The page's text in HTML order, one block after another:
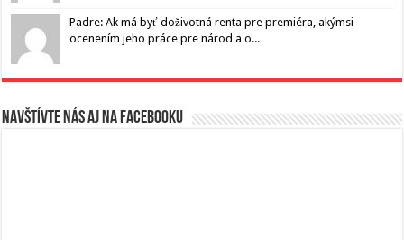
Padre: Ak má byť doživotná renta pre premiéra, akýmsi
ocenením jeho práce pre národ a o...
Navštívte nás aj na Facebooku